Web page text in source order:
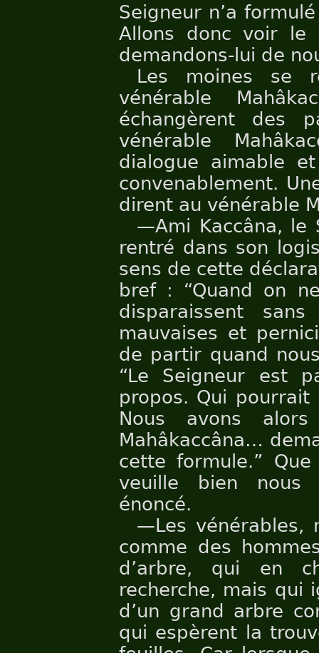
Seigneur n’a
Allons donc voir le
demandons-lui de
Les moines se
vénérable
échangèrent des
vénérable
dialogue aimable
convenablement.
dirent au vénérable
—Ami Kaccâna, le
rentré dans son
sens de cette
bref : “Quand on
disparaissent
mauvaises et
de partir quand
“Le Seigneur est
propos. Qui
Nous avons
Mahâkaccâna…
cette formule.”
veuille bien nous
énoncé.
—Les vénérables,
comme des
d’arbre, qui en
recherche, mais qui
d’un grand arbre
qui espèrent la